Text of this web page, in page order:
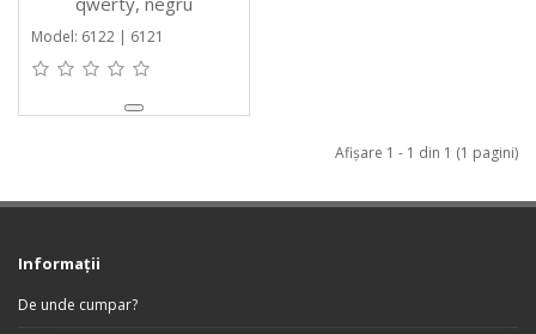
Model: 6122 | 6121
Afişare 1 - 1 din 1 (1 pagini)
Informaţii
De unde cumpar?